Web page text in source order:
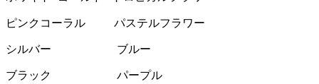
ピンクコーラル パステルフラワー
シルバー ブルー
ブラック パープル